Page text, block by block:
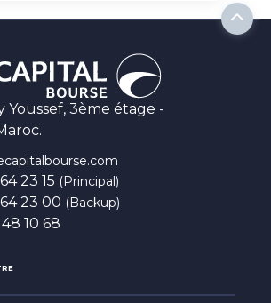
Youssef, 3ème étage -
23 15 (Principal)
23 00 (Backup)
10 68